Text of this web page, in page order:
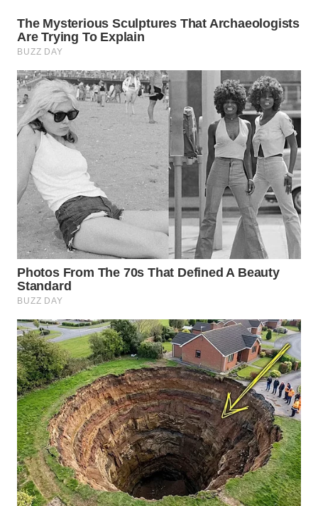
SAMOSIR
WN
PADANG
LAWAS
WN
SUMEDANG
WN
CIANJUR
WN
KEPULAUAN
SERIBU
WN
TANGERANG
WN
BINJAI
WN
CIREBON
WN
INDRAMAYU